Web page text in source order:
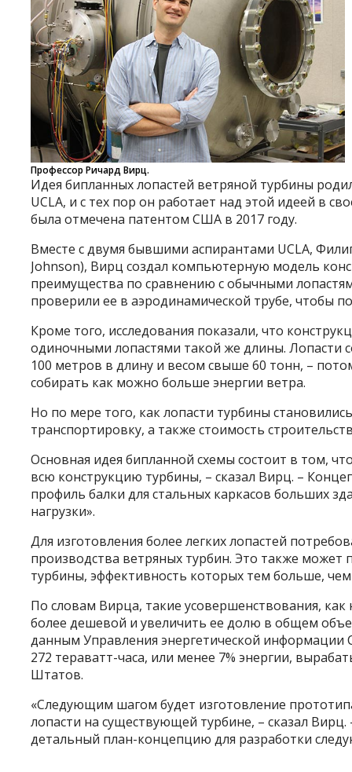
Профессор Ричард Вирц.
Идея бипланных лопастей ветряной турбины
UCLA, и с тех пор он работает над этой идеей в
была отмечена патентом США в 2017 году.
Вместе с двумя бывшими аспирантами UCLA,
Johnson), Вирц создал компьютерную модель
преимущества по сравнению с обычными
проверили ее в аэродинамической трубе, чтобы
Кроме того, исследования показали, что
одиночными лопастями такой же длины. Лопасти
100 метров в длину и весом свыше 60 тонн, –
собирать как можно больше энергии ветра.
Но по мере того, как лопасти турбины
транспортировку, а также стоимость
Основная идея бипланной схемы состоит в том,
всю конструкцию турбины, – сказал Вирц. –
профиль балки для стальных каркасов больших
нагрузки».
Для изготовления более легких лопастей
производства ветряных турбин. Это также
турбины, эффективность которых тем больше,
По словам Вирца, такие усовершенствования, как
более дешевой и увеличить ее долю в общем
данным Управления энергетической
272 тераватт-часа, или менее 7% энергии,
Штатов.
«Следующим шагом будет изготовление
лопасти на существующей турбине, – сказал
детальный план-концепцию для разработки